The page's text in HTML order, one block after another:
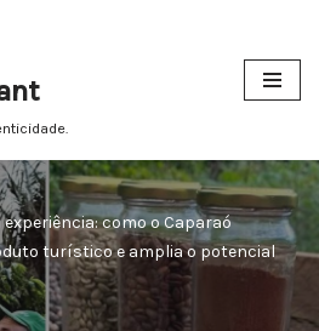
experiência: como o Caparaó
turístico e amplia o potencial